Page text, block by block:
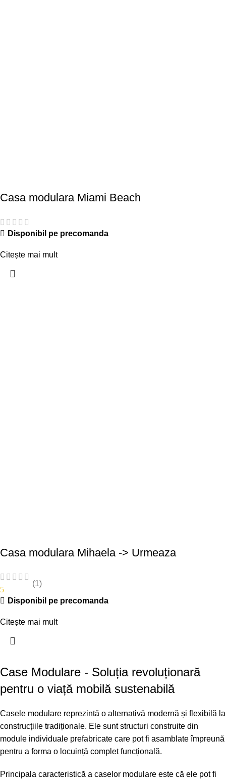
Casa modulara Miami Beach
Disponibil pe precomanda
Citește mai mult
Casa modulara Mihaela -> Urmeaza
5
(1)
Disponibil pe precomanda
Citește mai mult
Case Modulare - Soluția revoluționară
pentru o viață mobilă sustenabilă
Casele modulare reprezintă o alternativă modernă și flexibilă la
construcțiile tradiționale. Ele sunt structuri construite din
module individuale prefabricate care pot fi asamblate împreună
pentru a forma o locuință complet funcțională.
Principala caracteristică a caselor modulare este că ele pot fi